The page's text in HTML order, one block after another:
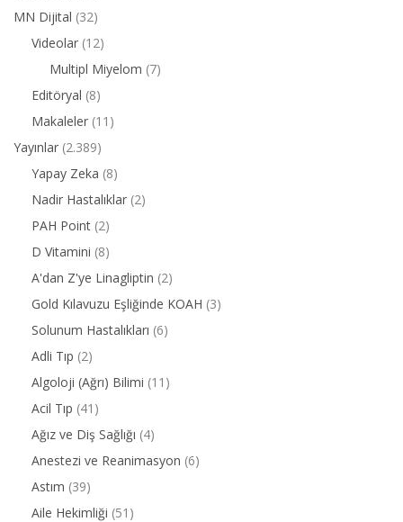
MN Dijital (32)
Videolar (12)
Multipl Miyelom (7)
Editöryal (8)
Makaleler (11)
Yayınlar (2.389)
Yapay Zeka (8)
Nadir Hastalıklar (2)
PAH Point (2)
D Vitamini (8)
A'dan Z'ye Linagliptin (2)
Gold Kılavuzu Eşliğinde KOAH (3)
Solunum Hastalıkları (6)
Adli Tıp (2)
Algoloji (Ağrı) Bilimi (11)
Acil Tıp (41)
Ağız ve Diş Sağlığı (4)
Anestezi ve Reanimasyon (6)
Astım (39)
Aile Hekimliği (51)